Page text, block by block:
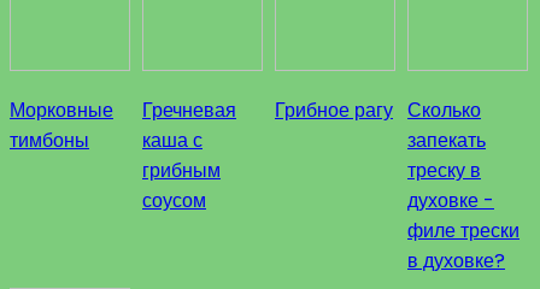
Морковные
тимбоны
Гречневая
каша с
грибным
соусом
Грибное рагу Сколько
запекать
треску в
духовке -
филе трески
в духовке?